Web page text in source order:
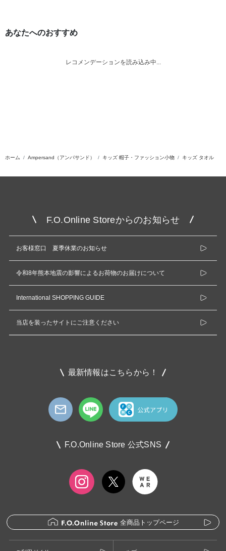
あなたへのおすすめ
レコメンデーションを読み込み中...
ホーム Ampersand（アンパサンド） キッズ 帽子・ファッション小物 キッズ タオル
F.O.Online Storeからのお知らせ
お客様窓口 夏季休業のお知らせ
令和8年熊本地震の影響によるお荷物のお届けについて
International SHOPPING GUIDE
当店を装ったサイトにご注意ください
最新情報はこちらから！
F.O.Online Store 公式SNS
全商品トップページ